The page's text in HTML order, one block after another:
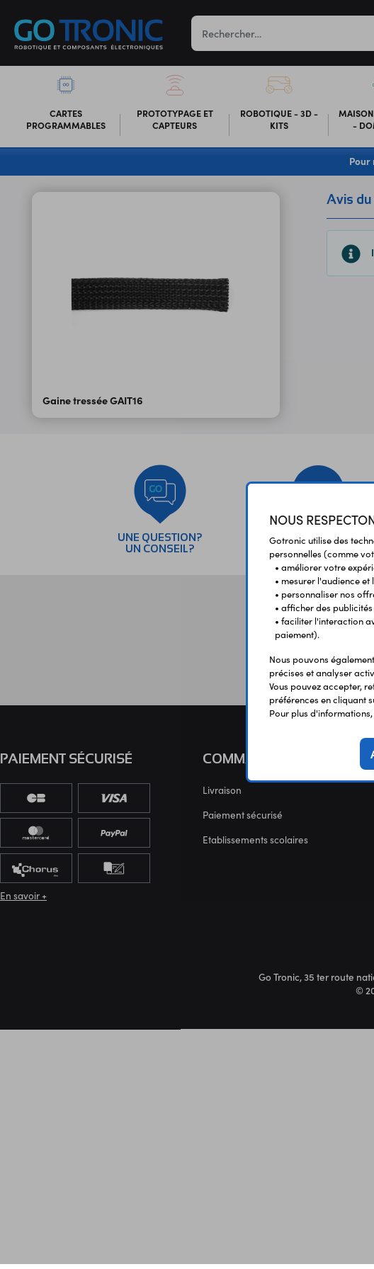
CARTES
PROGRAMMABLES
PROTOTYPAGE ET
CAPTEURS
ROBOTIQUE - 3D -
KITS
-
Pour
Gaine tressée GAIT16
Avis du
UNE QUESTION?
UN CONSEIL?
PAIEMENT
SÉCURISÉ
COMMANDE
Livraison
Paiement sécurisé
Etablissements scolaires
PAIEMENT SÉCURISÉ
En savoir +
Go Tronic, 35 ter route
©
NOUS
Gotronic utilise des
personnelles (comme
• améliorer votre
• mesurer l'audience
• personnaliser nos
• afficher des
• faciliter l'interaction
paiement).
Nous pouvons
précises et analyser
Vous pouvez accepter,
préférences en cliquant
Pour plus